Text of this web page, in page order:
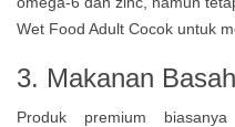
Wet Food Adult Cocok untuk
3. Makanan
Produk premium